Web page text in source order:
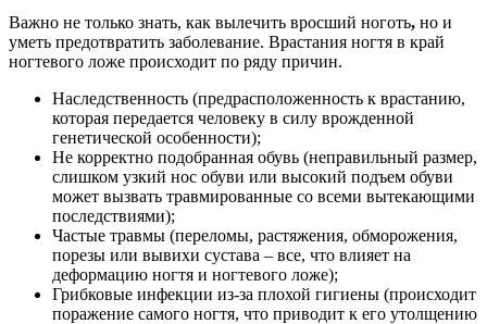
Важно не только знать, как вылечить вросший ноготь, но и
уметь предотвратить заболевание. Врастания ногтя в край
ногтевого ложе происходит по ряду причин.
Наследственность (предрасположенность к врастанию,
которая передается человеку в силу врожденной
генетической особенности);
Не корректно подобранная обувь (неправильный размер,
слишком узкий нос обуви или высокий подъем обуви
может вызвать травмированные со всеми вытекающими
последствиями);
Частые травмы (переломы, растяжения, обморожения,
порезы или вывихи сустава – все, что влияет на
деформацию ногтя и ногтевого ложе);
Грибковые инфекции из-за плохой гигиены (происходит
поражение самого ногтя, что приводит к его утолщению